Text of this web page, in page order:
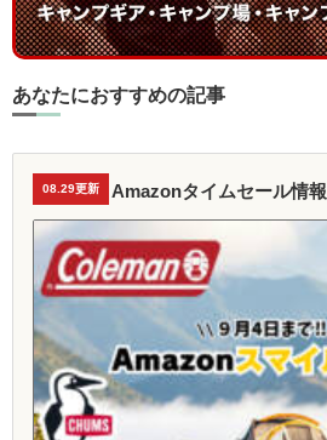
あなたにおすすめの記事
08.29更新 Amazonタイムセール情報